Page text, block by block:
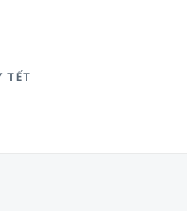
TẾT